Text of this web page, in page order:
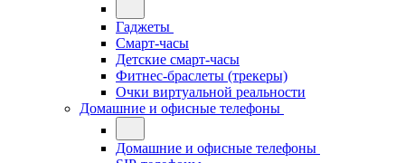
Гаджеты
Смарт-часы
Детские смарт-часы
Фитнес-браслеты (трекеры)
Очки виртуальной реальности
Домашние и офисные телефоны
Домашние и офисные телефоны